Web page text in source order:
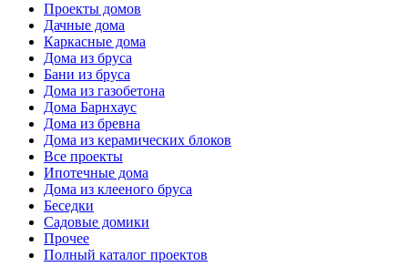
Проекты домов
Дачные дома
Каркасные дома
Дома из бруса
Бани из бруса
Дома из газобетона
Дома Барнхаус
Дома из бревна
Дома из керамических блоков
Все проекты
Ипотечные дома
Дома из клееного бруса
Беседки
Садовые домики
Прочее
Полный каталог проектов